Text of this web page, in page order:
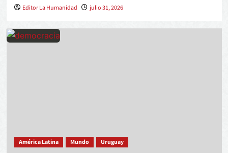
Editor La Humanidad
julio 31, 2026
América Latina Mundo Uruguay